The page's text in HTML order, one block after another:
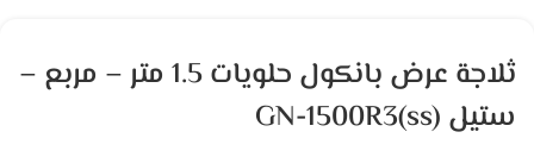
ثلاجة عرض بانكول حلويات 1.5 متر – مربع –
ستيل GN-1500R3(ss)